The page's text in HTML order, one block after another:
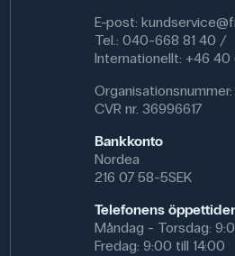
Volumen: 1000 mL
Synonym: Acryl lim,
Renhed: Ren
CAS NR: 745-09-2
Molmasse: 84.93 g/mol
Formel: CH₂Cl₂
Denna text är översatt med AI
frederiksen-scientific.dk. Innehållet
professionellt, men
E-post:
Tel.: 040-668 81 40 /
Internationellt: +46 40
CVR nr. 36996617
Bankkonto
Nordea
216 07 58-5SEK
Telefonens öppettider
Måndag - Torsdag:
Fredag: 9:00 till 14:00